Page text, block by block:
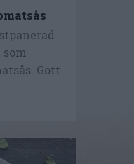
Gott